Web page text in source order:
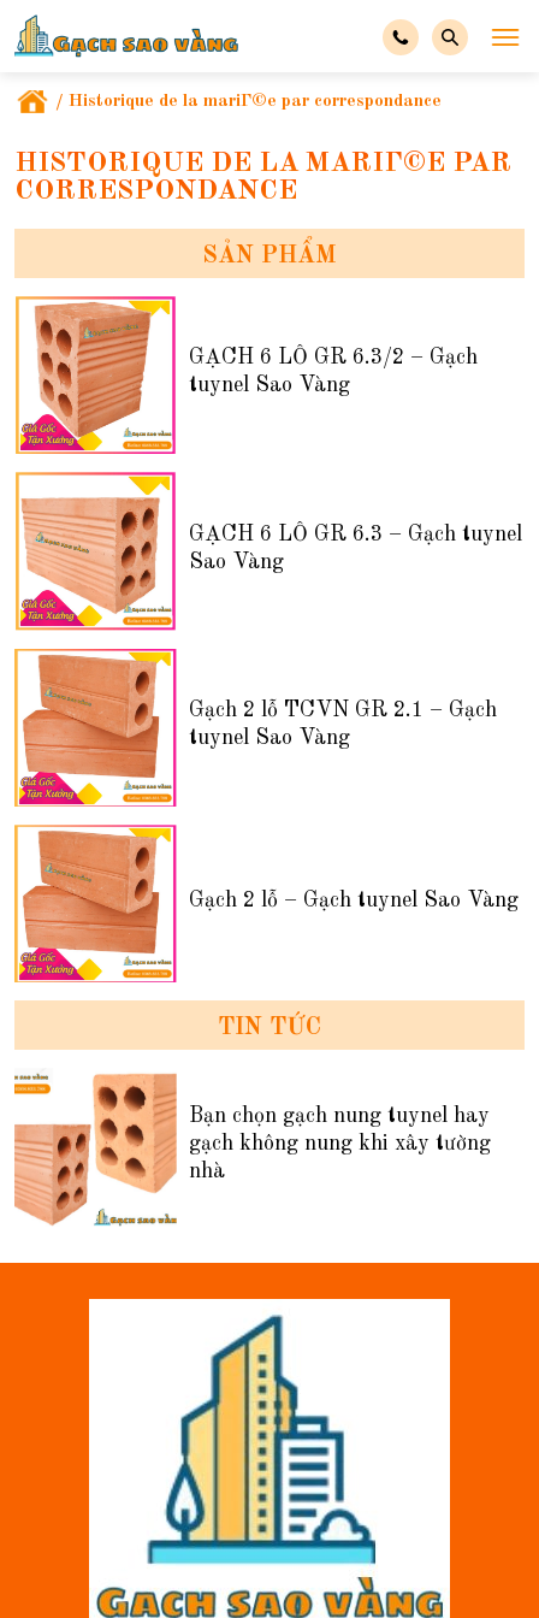
/ Historique de la mariГ©e par correspondance
HISTORIQUE DE LA MARIГ©E PAR
CORRESPONDANCE
SẢN PHẨM
GẠCH 6 LỖ GR 6.3/2 – Gạch
tuynel Sao Vàng
GẠCH 6 LỖ GR 6.3 – Gạch tuynel
Sao Vàng
Gạch 2 lỗ TCVN GR 2.1 – Gạch
tuynel Sao Vàng
Gạch 2 lỗ – Gạch tuynel Sao Vàng
TIN TỨC
Bạn chọn gạch nung tuynel hay
gạch không nung khi xây tường
nhà